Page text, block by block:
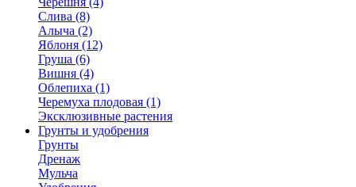
Слива (8)
Алыча (2)
Яблоня (12)
Груша (6)
Вишня (4)
Облепиха (1)
Черемуха плодовая (1)
Эксклюзивные растения
Грунты и удобрения
Грунты
Дренаж
Мульча